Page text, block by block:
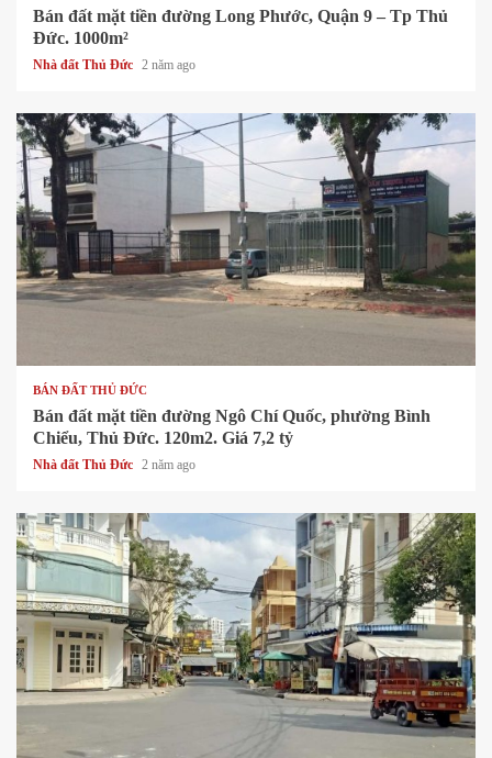
Bán đất mặt tiền đường Long Phước, Quận 9 – Tp Thủ
Đức. 1000m²
Nhà đất Thủ Đức 2 năm ago
BÁN ĐẤT THỦ ĐỨC
Bán đất mặt tiền đường Ngô Chí Quốc, phường Bình
Chiểu, Thủ Đức. 120m2. Giá 7,2 tỷ
Nhà đất Thủ Đức 2 năm ago